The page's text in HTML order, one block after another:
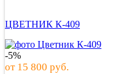
ЦВЕТНИК К-409
-5%
от 15 800 руб.